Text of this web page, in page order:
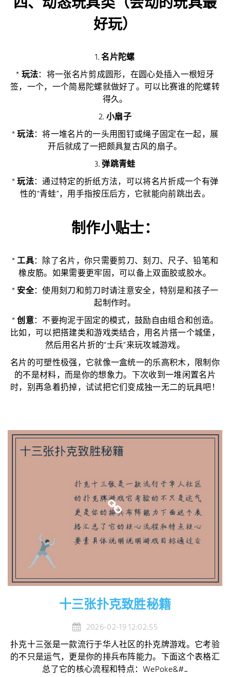
好玩）
1.名片陀螺
*玩法：将一张名片剪成圆形，在圆心处插入一根短牙
签，一个，一个简易陀螺就做好了。可以比赛谁的陀螺转
得久。
2.小扇子
*玩法：将一堆名片的一头用图钉或绳子固定在一起，展
开后就成了一把颇具复古风的扇子。
3.弹跳青蛙
*玩法：通过特定的折纸方法，可以将名片折成一个有弹
性的“青蛙”，用手指按压后方，它就能向前跳出去。
制作小贴士：
*工具：除了名片，你只需要剪刀、刻刀、尺子、铅笔和
橡皮筋。如果需要更牢固，可以备上双面胶或胶水。
*安全：使用刻刀和剪刀时请注意安全，特别是和孩子一
起制作时。
*创意：不要拘泥于固定的模式，鼓励自由组合和创造。
比如，可以把搭建类和游戏类结合，用名片搭一个城堡，
然后用名片折的“士兵”来玩攻城游戏。
名片的可塑性极强，它就像一盒统一的乐高积木，限制你
的不是材料，而是你的想象力。下次收到一堆闲置名片
时，别再急着扔掉，试试把它们变成独一无二的玩具吧！
十三张扑克致胜秘籍
2026-02-19 12:02:55
扑克十三张是一款流行于华人社区的扑克牌游戏。它考验
的不只是运气，更是你的排兵布阵能力。下面这个表格汇
总了它的核心流程和特点：WePoke&#...